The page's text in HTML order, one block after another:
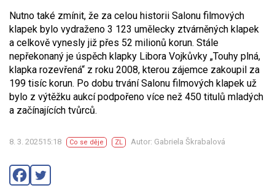
Nutno také zmínit, že za celou historii Salonu filmových
klapek bylo vydraženo 3 123 umělecky ztvárněných klapek
a celkově vynesly již přes 52 milionů korun. Stále
nepřekonaný je úspěch klapky Libora Vojkůvky „Touhy plná,
klapka rozevřená“ z roku 2008, kterou zájemce zakoupil za
199 tisíc korun. Po dobu trvání Salonu filmových klapek už
bylo z výtěžku aukcí podpořeno více než 450 titulů mladých
a začínajících tvůrců.
8. 3. 202515:18 Co se děje ZL Autor: Gabriela Škrabalová